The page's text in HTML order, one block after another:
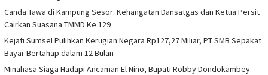
Canda Tawa di Kampung Sesor: Kehangatan Dansatgas dan Ketua Persit
Cairkan Suasana TMMD Ke 129
Kejati Sumsel Pulihkan Kerugian Negara Rp127,27 Miliar, PT SMB Sepakat
Bayar Bertahap dalam 12 Bulan
Minahasa Siaga Hadapi Ancaman El Nino, Bupati Robby Dondokambey